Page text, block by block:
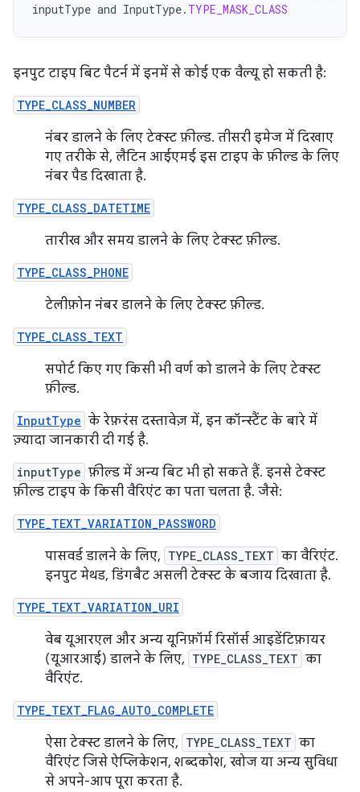
inputType and InputType. TYPE_MASK_CLASS
इनपुट टाइप बिट पैटर्न में इनमें से कोई एक वैल्यू हो सकती है:
TYPE_CLASS_NUMBER
नंबर डालने के लिए टेक्स्ट फ़ील्ड. तीसरी इमेज में दिखाए
गए तरीके से, लैटिन आईएमई इस टाइप के फ़ील्ड के लिए
नंबर पैड दिखाता है.
TYPE_CLASS_DATETIME
तारीख और समय डालने के लिए टेक्स्ट फ़ील्ड.
TYPE_CLASS_PHONE
टेलीफ़ोन नंबर डालने के लिए टेक्स्ट फ़ील्ड.
TYPE_CLASS_TEXT
सपोर्ट किए गए किसी भी वर्ण को डालने के लिए टेक्स्ट
फ़ील्ड.
InputType के रेफ़रंस दस्तावेज़ में, इन कॉन्स्टैंट के बारे में
ज़्यादा जानकारी दी गई है.
inputType फ़ील्ड में अन्य बिट भी हो सकते हैं. इनसे टेक्स्ट
फ़ील्ड टाइप के किसी वैरिएंट का पता चलता है. जैसे:
TYPE_TEXT_VARIATION_PASSWORD
पासवर्ड डालने के लिए, TYPE_CLASS_TEXT का वैरिएंट.
इनपुट मेथड, डिंगबैट असली टेक्स्ट के बजाय दिखाता है.
TYPE_TEXT_VARIATION_URI
वेब यूआरएल और अन्य यूनिफ़ॉर्म रिसॉर्स आइडेंटिफ़ायर
(यूआरआई) डालने के लिए, TYPE_CLASS_TEXT का
वैरिएंट.
TYPE_TEXT_FLAG_AUTO_COMPLETE
ऐसा टेक्स्ट डालने के लिए, TYPE_CLASS_TEXT का
वैरिएंट जिसे ऐप्लिकेशन, शब्दकोश, खोज या अन्य सुविधा
से अपने-आप पूरा करता है.